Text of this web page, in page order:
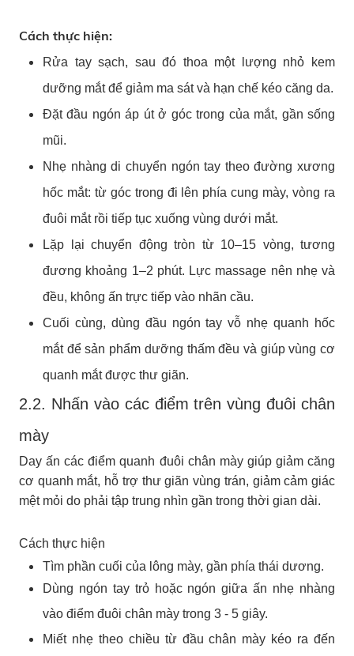
Cách thực hiện:
Rửa tay sạch, sau đó thoa một lượng nhỏ kem
dưỡng mắt để giảm ma sát và hạn chế kéo căng da.
Đặt đầu ngón áp út ở góc trong của mắt, gần sống
mũi.
Nhẹ nhàng di chuyển ngón tay theo đường xương
hốc mắt: từ góc trong đi lên phía cung mày, vòng ra
đuôi mắt rồi tiếp tục xuống vùng dưới mắt.
Lặp lại chuyển động tròn từ 10–15 vòng, tương
đương khoảng 1–2 phút. Lực massage nên nhẹ và
đều, không ấn trực tiếp vào nhãn cầu.
Cuối cùng, dùng đầu ngón tay vỗ nhẹ quanh hốc
mắt để sản phẩm dưỡng thấm đều và giúp vùng cơ
quanh mắt được thư giãn.
2.2. Nhấn vào các điểm trên vùng đuôi chân
mày
Day ấn các điểm quanh đuôi chân mày giúp giảm căng
cơ quanh mắt, hỗ trợ thư giãn vùng trán, giảm cảm giác
mệt mỏi do phải tập trung nhìn gần trong thời gian dài.
Cách thực hiện
Tìm phần cuối của lông mày, gần phía thái dương.
Dùng ngón tay trỏ hoặc ngón giữa ấn nhẹ nhàng
vào điểm đuôi chân mày trong 3 - 5 giây.
Miết nhẹ theo chiều từ đầu chân mày kéo ra đến